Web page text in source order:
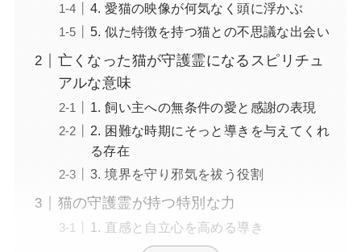
4. 愛猫の映像が何気なく頭に浮かぶ
5. 似た特徴を持つ猫との不思議な出会い
亡くなった猫が守護霊になるスピリチュ
アルな意味
1. 飼い主への無条件の愛と感謝の表現
2. 困難な時期にそっと導きを与えてくれ
る存在
3. 境界を守り邪気を祓う役割
猫の守護霊が持つ特別な力
1. 直感と自立心を高める導き